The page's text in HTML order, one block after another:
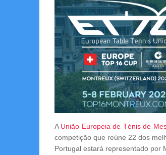
A União Europeia de Ténis de
competição que reúne 22 dos
Portugal estará representado por